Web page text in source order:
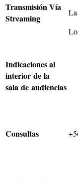
Transmisión Vía
Streaming
Indicaciones al
interior de la
sala de audiencias
Consultas